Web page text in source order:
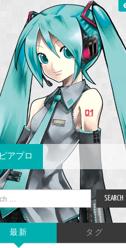
ピアプロ
最新 タグ